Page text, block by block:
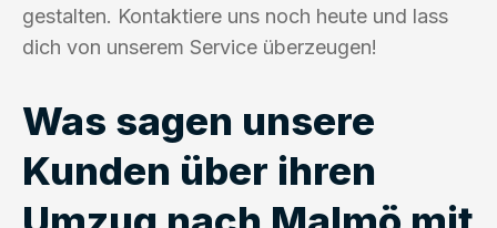
gestalten. Kontaktiere uns noch heute und lass
dich von unserem Service überzeugen!
Was sagen unsere
Kunden über ihren